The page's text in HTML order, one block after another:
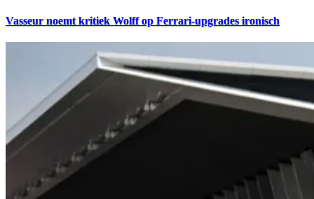
Vasseur noemt kritiek Wolff op Ferrari-upgrades ironisch